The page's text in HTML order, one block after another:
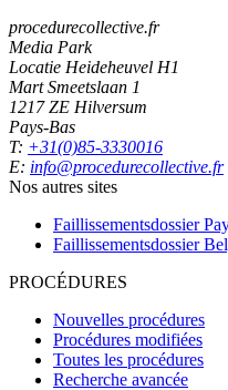
procedurecollective.fr
Media Park
Locatie Heideheuvel H1
Mart Smeetslaan 1
1217 ZE Hilversum
Pays-Bas
T: +31(0)85-3330016
E: info@procedurecollective.fr
Nos autres sites
Faillissementsdossier
Faillissementsdossier
PROCÉDURES
Nouvelles procédures
Procédures modifiées
Toutes les procédures
Recherche avancée